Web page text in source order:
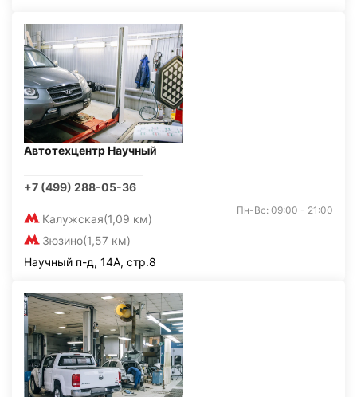
Автотехцентр Научный
+7 (499) 288-05-36
Калужская(1,09 км)
Зюзино(1,57 км)
Пн-Вс: 09:00 - 21:00
Научный п-д, 14А, стр.8